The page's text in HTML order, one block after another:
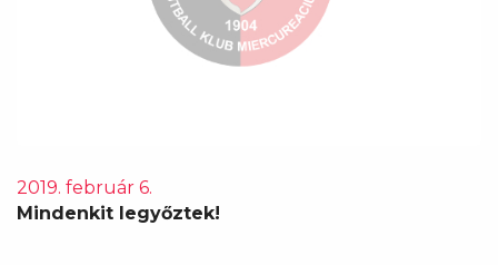
2019. február 6.
Mindenkit legyőztek!